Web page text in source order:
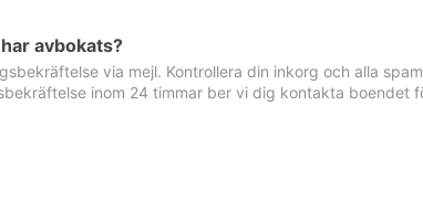
avbokats?
via mejl. Kontrollera din inkorg och alla
inom 24 timmar ber vi dig kontakta boendet